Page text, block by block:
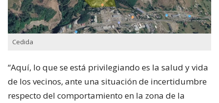
Cedida
“Aquí, lo que se está privilegiando es la salud y vida
de los vecinos, ante una situación de incertidumbre
respecto del comportamiento en la zona de la